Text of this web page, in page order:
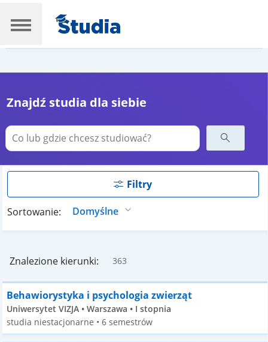
Znajdź studia dla siebie
Filtry
Sortowanie:
Znalezione kierunki: 363
Behawiorystyka i psychologia zwierząt
Uniwersytet VIZJA • Warszawa • I stopnia
studia niestacjonarne • 6 semestrów